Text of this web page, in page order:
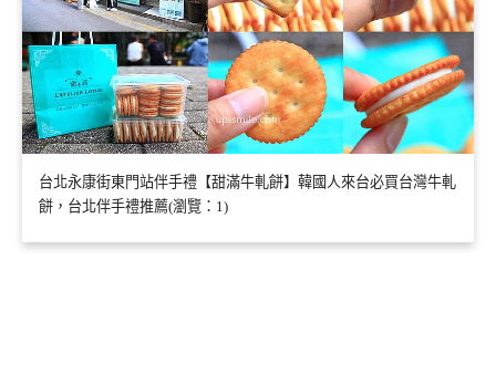
台北永康街東門站伴手禮【甜滿牛軋餅】韓國人來台必買台灣牛軋
餅，台北伴手禮推薦(瀏覽：1)